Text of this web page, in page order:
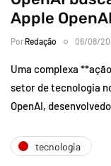
Apple
Por Redação 06/08/
Uma complexa
setor de tecnologia
OpenAI,
tecnologia